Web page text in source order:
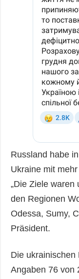
Russland habe
Ukraine mit
„Die Ziele waren
den Regionen
Odessa, Sumy,
Präsident.
Die ukrainischen
Angaben 76 von